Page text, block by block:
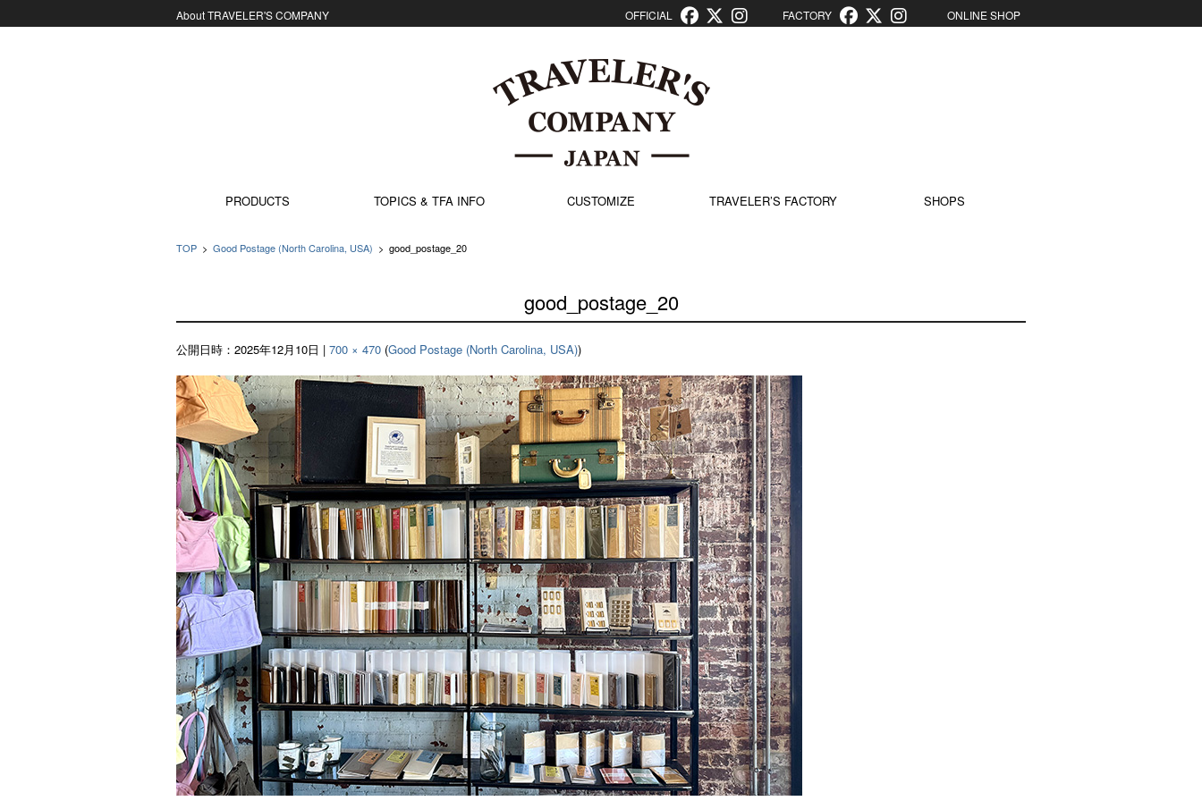
About TRAVELER'S COMPANY OFFICIAL FACTORY ONLINE SHOP
PRODUCTS
TOPICS & TFA INFO CUSTOMIZE TRAVELER’S FACTORY SHOPS
TOP > Good Postage (North Carolina, USA) > good_postage_20
good_postage_20
公開日時： 2025年12月10日 | 700 × 470 (Good Postage (North Carolina, USA))